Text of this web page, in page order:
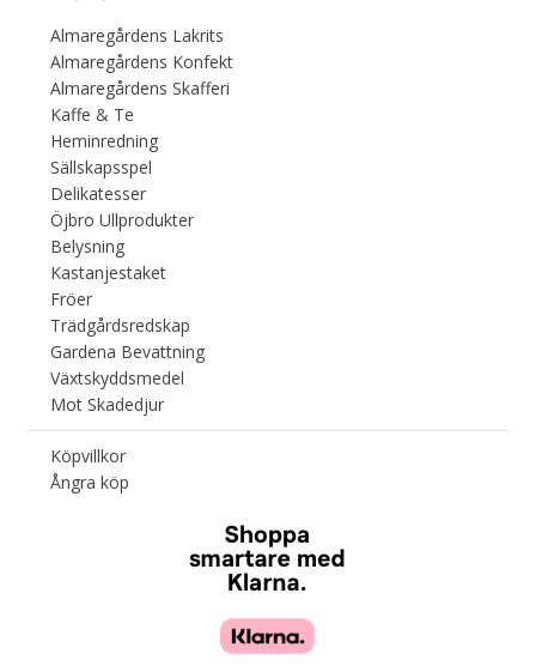
Almaregårdens Lakrits
Almaregårdens Konfekt
Almaregårdens Skafferi
Kaffe & Te
Heminredning
Sällskapsspel
Delikatesser
Öjbro Ullprodukter
Belysning
Kastanjestaket
Fröer
Trädgårdsredskap
Gardena Bevattning
Växtskyddsmedel
Mot Skadedjur
Köpvillkor
Ångra köp